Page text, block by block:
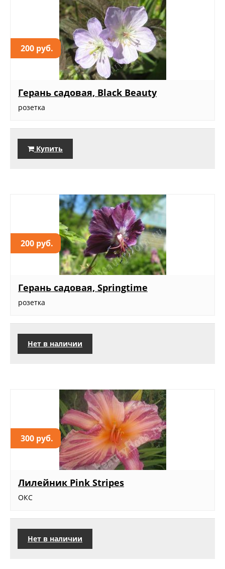
200 руб.
Герань садовая, Black Beauty
розетка
Купить
200 руб.
Герань садовая, Springtime
розетка
Нет в наличии
300 руб.
Лилейник Pink Stripes
ОКС
Нет в наличии